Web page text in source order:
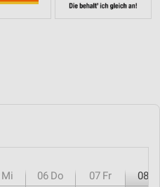
Mi 06 Do 07 Fr 08